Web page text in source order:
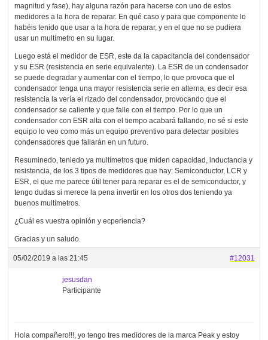
magnitud y fase), hay alguna razón para hacerse con uno de estos
medidores a la hora de reparar. En qué caso y para que componente lo
habéis tenido que usar a la hora de reparar, y en el que no se pudiera
usar un multímetro en su lugar.
Luego está el medidor de ESR, este da la capacitancia del condensador
y su ESR (resistencia en serie equivalente). La ESR de un condensador
se puede degradar y aumentar con el tiempo, lo que provoca que el
condensador tenga una mayor resistencia serie en alterna, es decir esa
resistencia la vería el rizado del condensador, provocando que el
condensador se caliente y que falle con el tiempo. Por lo que un
condensador con ESR alta con el tiempo acabará fallando, no sé si este
equipo lo veo como más un equipo preventivo para detectar posibles
condensadores que fallarán en un futuro.
Resuminedo, teniedo ya multímetros que miden capacidad, inductancia y
resistencia, de los 3 tipos de medidores que hay: Semiconductor, LCR y
ESR, el que me parece útil tener para reparar es el de semiconductor, y
tengo dudas si merece la pena invertir en los otros dos teniendo ya
buenos multímetros.
¿Cuál es vuestra opinión y ecperiencia?
Gracias y un saludo.
05/02/2019 a las 21:45 #12031
jesusdan
Participante
Hola compañero!!!, yo tengo tres medidores de la marca Peak y estoy